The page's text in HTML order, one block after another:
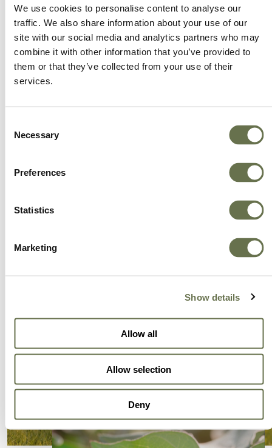
We use cookies to personalise content to analyse our
traffic. We also share information about your use of our
site with our social media and analytics partners who may
combine it with other information that you’ve provided to
them or that they’ve collected from your use of their
services.
Selection
Necessary
Preferences
Statistics
Marketing
Show details
Allow all
Allow selection
Deny
Ofrecemos más opciones, mejor valor y un gran
servicio.